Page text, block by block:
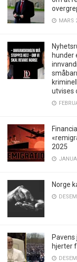
MARS
hunder
utvises
2025
Norge
hjerter